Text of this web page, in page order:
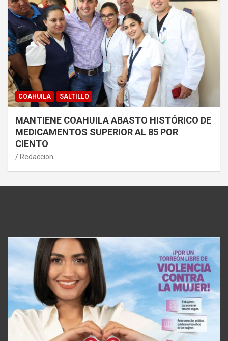
COAHUILA SALTILLO
MANTIENE COAHUILA ABASTO HISTÓRICO DE
MEDICAMENTOS SUPERIOR AL 85 POR
CIENTO
Redaccion